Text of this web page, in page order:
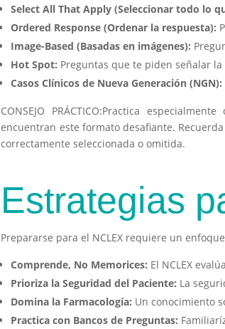
Select All That Apply (Seleccionar todo lo
Ordered Response (Ordenar la respuesta):
Image-Based (Basadas en imágenes):
Hot Spot: Preguntas que te piden señalar
Casos Clínicos de Nueva Generación (NGN):
CONSEJO PRÁCTICO:Practica
encuentran este formato desafiante.
correctamente seleccionada o omitida.
Estrategias
Prepararse para el NCLEX requiere un
Comprende, No Memorices: El NCLEX
Prioriza la Seguridad del Paciente: La
Domina la Farmacología: Un conocimiento
Practica con Bancos de Preguntas: